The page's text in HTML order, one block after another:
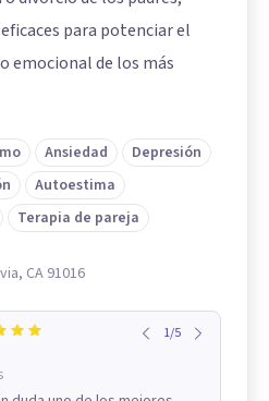
para potenciar el
emocional de los más
Ansiedad
Depresión
Autoestima
Terapia de pareja
CA 91016
1/5